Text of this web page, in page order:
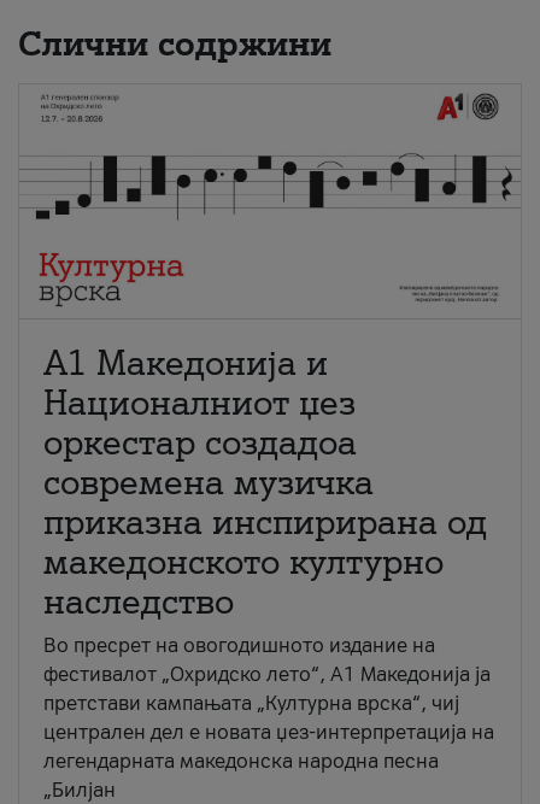
Слични содржини
А1 Македонија и
Националниот џез
оркестар создадоа
современа музичка
приказна инспирирана од
македонското културно
наследство
Во пресрет на овогодишното издание на
фестивалот „Охридско лето“, А1 Македонија ја
претстави кампањата „Културна врска“, чиј
централен дел е новата џез-интерпретација на
легендарната македонска народна песна
„Билјан